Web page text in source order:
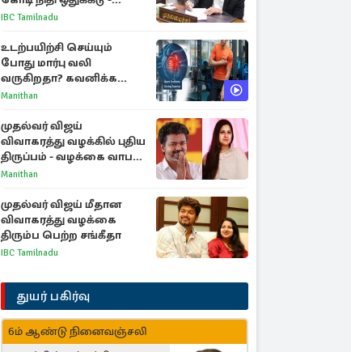
வெளியான அரசாணை
IBC Tamilnadu
உடற்பயிற்சி செய்யும்
போது மார்பு வலி
வருகிறதா? கவனிக்க
வேண்டிய எச்சரிக்கை
Manithan
முதல்வர் விஜய்
விவாகரத்து வழக்கில் புதிய
திருப்பம் - வழக்கை வாபஸ்
பெற்ற சங்கீதா!
Manithan
முதல்வர் விஜய் மீதான
விவாகரத்து வழக்கை
திரும்ப பெற்ற சங்கீதா
IBC Tamilnadu
துயர் பகிர்வு
6ம் ஆண்டு நினைவஞ்சலி